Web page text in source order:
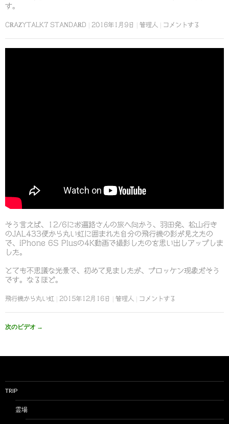
す。
CRAZYTALK7 STANDARD 2016年1月9日 管理人 コメントする
そう言えば、12/6にお遍路さんの旅へ向かう、羽田発、松山行き
のJAL433便から丸い虹に囲まれた自分の飛行機の影が見えたの
で、iPhone 6S Plusの4K動画で撮影したのを思い出しアップしま
した。
とても不思議な光景で、初めて見ましたが、ブロッケン現象だそう
です。なるほど。
飛行機から丸い虹 2015年12月16日 管理人 コメントする
次のビデオ →
TRIP
霊場